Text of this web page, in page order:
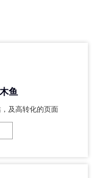
鱼
及高转化的页面